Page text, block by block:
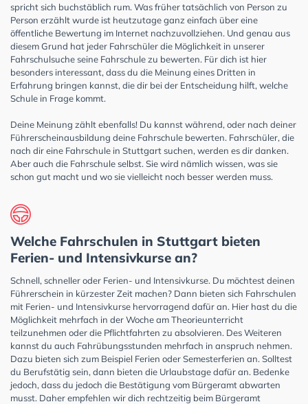
spricht sich buchstäblich rum. Was früher tatsächlich von Person zu
Person erzählt wurde ist heutzutage ganz einfach über eine
öffentliche Bewertung im Internet nachzuvollziehen. Und genau aus
diesem Grund hat jeder Fahrschüler die Möglichkeit in unserer
Fahrschulsuche seine Fahrschule zu bewerten. Für dich ist hier
besonders interessant, dass du die Meinung eines Dritten in
Erfahrung bringen kannst, die dir bei der Entscheidung hilft, welche
Schule in Frage kommt.
Deine Meinung zählt ebenfalls! Du kannst während, oder nach deiner
Führerscheinausbildung deine Fahrschule bewerten. Fahrschüler, die
nach dir eine Fahrschule in Stuttgart suchen, werden es dir danken.
Aber auch die Fahrschule selbst. Sie wird nämlich wissen, was sie
schon gut macht und wo sie vielleicht noch besser werden muss.
Welche Fahrschulen in Stuttgart bieten
Ferien- und Intensivkurse an?
Schnell, schneller oder Ferien- und Intensivkurse. Du möchtest deinen
Führerschein in kürzester Zeit machen? Dann bieten sich Fahrschulen
mit Ferien- und Intensivkurse hervorragend dafür an. Hier hast du die
Möglichkeit mehrfach in der Woche am Theorieunterricht
teilzunehmen oder die Pflichtfahrten zu absolvieren. Des Weiteren
kannst du auch Fahrübungsstunden mehrfach in anspruch nehmen.
Dazu bieten sich zum Beispiel Ferien oder Semesterferien an. Solltest
du Berufstätig sein, dann bieten die Urlaubstage dafür an. Bedenke
jedoch, dass du jedoch die Bestätigung vom Bürgeramt abwarten
musst. Daher empfehlen wir dich rechtzeitig beim Bürgeramt